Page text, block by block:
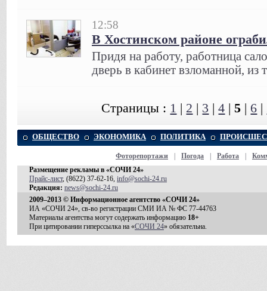
12:58
В Хостинском районе
Придя на работу, работница
дверь в кабинет взломанной,
Страницы : 1 | 2 | 3 |4 |5 | 6 |
ОБЩЕСТВО ЭКОНОМИКА ПОЛИТИКА
Фоторепортажи Погода Работа
Размещение рекламы в «СОЧИ 24»
Прайс-лист, (8622) 37-62-16, info@sochi-24.ru
Редакция: news@sochi-24.ru
2009–2013 © Информационное агентство «СОЧИ 24»
ИА «СОЧИ 24», св-во регистрации СМИ ИА № ФС 77-44763
Материалы агентства могут содержать информацию 18+
При цитировании гиперссылка на «СОЧИ 24» обязательна.